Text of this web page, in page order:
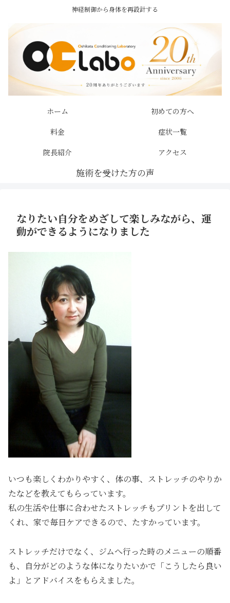
神経制御から身体を再設計する
ホーム
初めての方へ
料金
症状一覧
院長紹介
アクセス
なりたい自分をめざして楽しみながら、運
動ができるようになりました
いつも楽しくわかりやすく、体の事、ストレッチのやりか
たなどを教えてもらっています。
私の生活や仕事に合わせたストレッチもプリントを出して
くれ、家で毎日ケアできるので、たすかっています。
ストレッチだけでなく、ジムへ行った時のメニューの順番
も、自分がどのような体になりたいかで「こうしたら良い
よ」とアドバイスをもらえました。